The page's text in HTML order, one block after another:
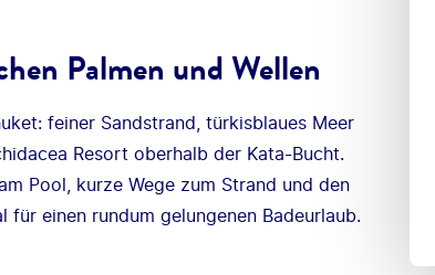
Palmen und Wellen
feiner Sandstrand, türkisblaues Meer
Resort oberhalb der Kata-Bucht.
Pool, kurze Wege zum Strand und den
einen rundum gelungenen Badeurlaub.